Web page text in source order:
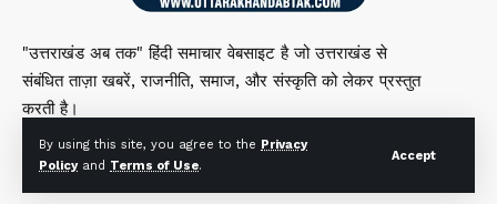
By using this site, you agree to the Privacy
Policyand Terms of Use.
Accept
"उत्तराखंड अब तक" हिंदी समाचार वेबसाइट है जो उत्तराखंड से
संबंधित ताज़ा खबरें, राजनीति, समाज, और संस्कृति को लेकर प्रस्तुत
करती है।